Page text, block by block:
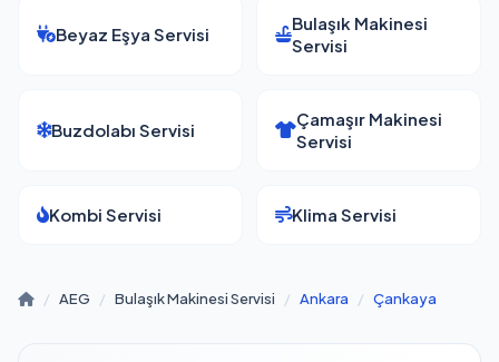
Beyaz Eşya Servisi
Bulaşık Makinesi
Servisi
Buzdolabı Servisi
Çamaşır Makinesi
Servisi
Kombi Servisi Klima Servisi
/ AEG / Bulaşık Makinesi Servisi / Ankara / Çankaya